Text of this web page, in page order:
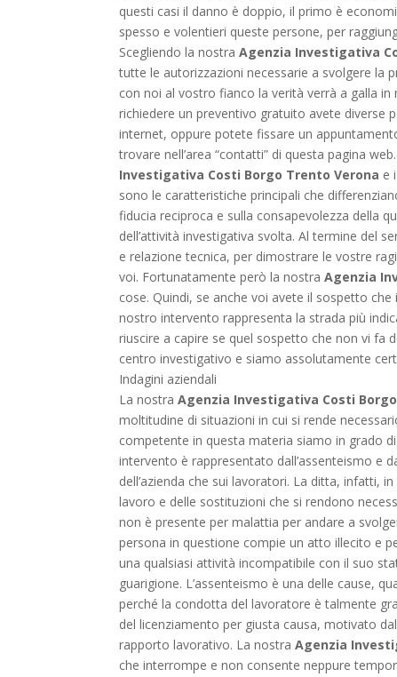
questi casi il danno è doppio, il primo è
spesso e volentieri queste persone, per
Scegliendo la nostraAgenzia Investigativa
tutte le autorizzazioni necessarie a svolgere la
con noi al vostro fianco la verità verrà a galla
richiedere un preventivo gratuito avete diverse
internet, oppure potete fissare un
trovare nell’area “contatti” di questa pagina
Investigativa Costi Borgo Trento Verona e
sono le caratteristiche principali che
fiducia reciproca e sulla consapevolezza della
dell’attività investigativa svolta. Al termine del
e relazione tecnica, per dimostrare le vostre
voi. Fortunatamente però la nostraAgenzia
cose. Quindi, se anche voi avete il sospetto
nostro intervento rappresenta la strada più
riuscire a capire se quel sospetto che non vi fa
centro investigativo e siamo assolutamente
Indagini aziendali
La nostraAgenzia Investigativa Costi
moltitudine di situazioni in cui si rende
competente in questa materia siamo in grado
intervento è rappresentato dall’assenteismo e
dell’azienda che sui lavoratori. La ditta, infatti,
lavoro e delle sostituzioni che si rendono
non è presente per malattia per andare a
persona in questione compie un atto illecito e
una qualsiasi attività incompatibile con il suo
guarigione. L’assenteismo è una delle cause,
perché la condotta del lavoratore è talmente
del licenziamento per giusta causa, motivato
rapporto lavorativo. La nostraAgenzia
che interrompe e non consente neppure